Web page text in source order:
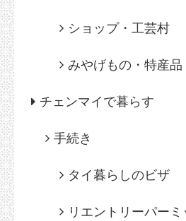
ショップ・工芸村
みやげもの・特産品
チェンマイで暮らす
手続き
タイ暮らしのビザ
リエントリーパー